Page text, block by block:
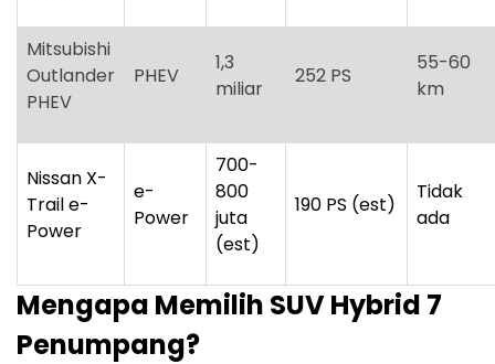
Mitsubishi
Outlander
PHEV
PHEV
1,3
miliar
252 PS
55-60
km
Nissan X-
Trail e-
Power
e-
Power
700-
800
juta
(est)
190 PS (est)
Tidak
ada
Mengapa Memilih SUV Hybrid 7
Penumpang?